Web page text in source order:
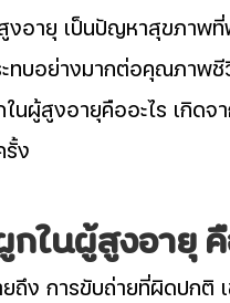
งอายุ เป็นปัญหาสุขภาพ
ทบอย่างมากต่อคุณภาพชี
นผู้สูงอายุคืออะไร เกิดจ
รั้ง
ในผู้สูงอายุ คื
ถึง การขับถ่ายที่ผิดปกติ